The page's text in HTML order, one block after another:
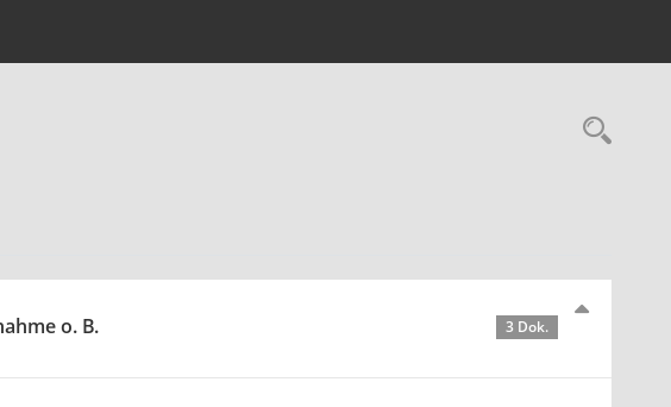
o. B. 3 Dok.